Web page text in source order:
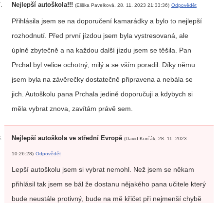
Nejlepší autoškola!!! (Eliška Pavelková, 28. 11. 2023 21:33:36) Odpovědět
Přihlásila jsem se na doporučení kamarádky a bylo to nejlepší
rozhodnutí. Před první jízdou jsem byla vystresovaná, ale
úplně zbytečně a na každou další jízdu jsem se těšila. Pan
Prchal byl velice ochotný, milý a se vším poradil. Díky němu
jsem byla na závěrečky dostatečně připravena a nebála se
jich. Autoškolu pana Prchala jedině doporučuji a kdybych si
měla vybrat znova, zavítám právě sem.
Nejlepší autoškola ve střední Evropě (David Korčák, 28. 11. 2023
10:26:28) Odpovědět
Lepší autoškolu jsem si vybrat nemohl. Než jsem se někam
přihlásil tak jsem se bál že dostanu nějakého pana učitele který
bude neustále protivný, bude na mě křičet při nejmenší chybě